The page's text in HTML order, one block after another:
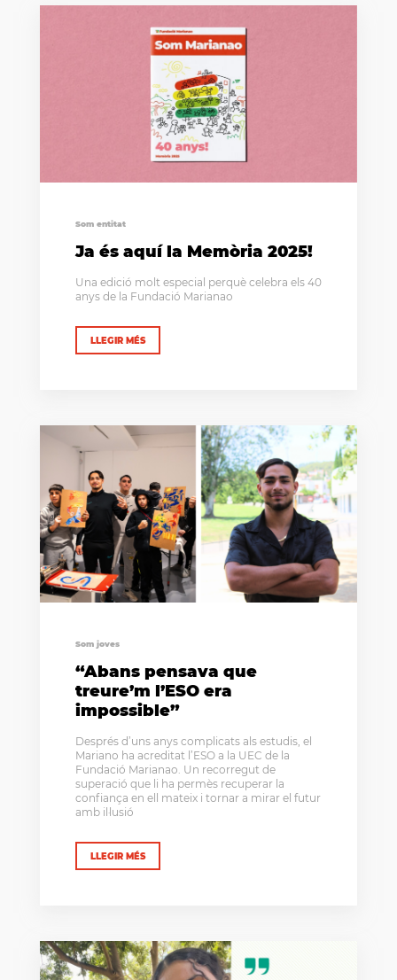
Som entitat
Ja és aquí la Memòria 2025!
Una edició molt especial perquè celebra els 40
anys de la Fundació Marianao
LLEGIR MÉS
Som joves
“Abans pensava que
treure’m l’ESO era
impossible”
Després d’uns anys complicats als estudis, el
Mariano ha acreditat l’ESO a la UEC de la
Fundació Marianao. Un recorregut de
superació que li ha permès recuperar la
confiança en ell mateix i tornar a mirar el futur
amb il·lusió
LLEGIR MÉS